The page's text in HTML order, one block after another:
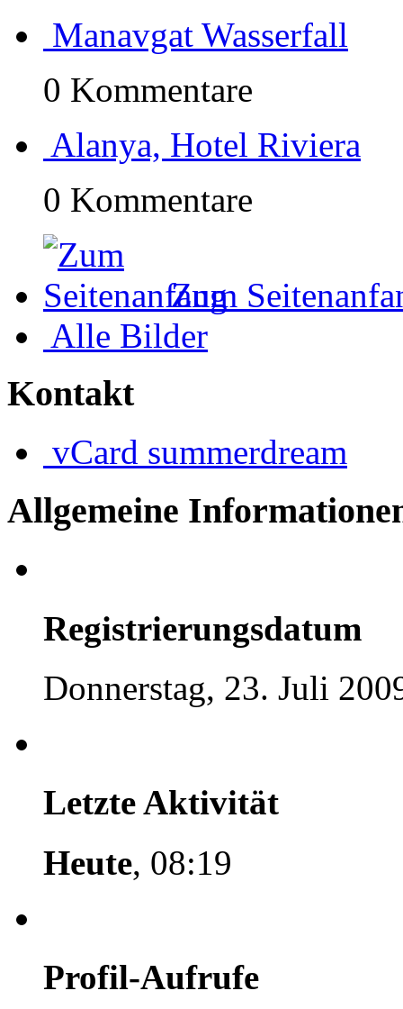
Manavgat Wasserfall
0 Kommentare
Alanya, Hotel Riviera
0 Kommentare
Zum
Alle Bilder
Kontakt
vCard summerdream
Allgemeine
Registrierungsdatum
Donnerstag, 23. Juli
Letzte Aktivität
Heute, 08:19
Profil-Aufrufe